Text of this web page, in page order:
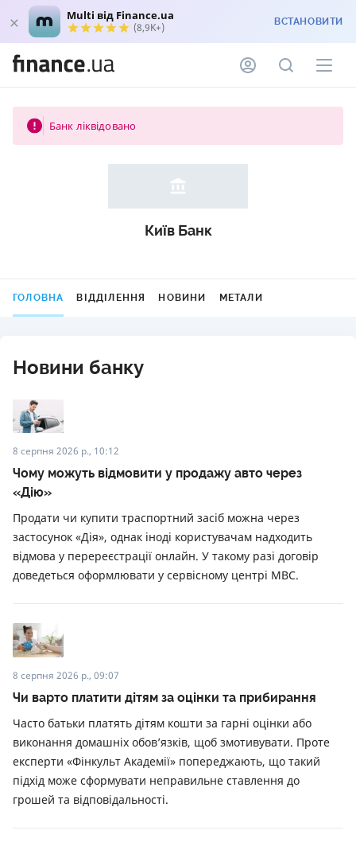
Multi від Finance.ua
(8,9K+) ВСТАНОВИТИ
Банк ліквідовано
Київ Банк
ГОЛОВНА ВІДДІЛЕННЯ НОВИНИ МЕТАЛИ
Новини банку
8 серпня 2026 р., 10:12
Чому можуть відмовити у продажу авто через
«Дію»
Продати чи купити траспортний засіб можна через
застосунок «Дія», однак іноді користувачам надходить
відмова у перереєстрації онлайн. У такому разі договір
доведеться оформлювати у сервісному центрі МВС.
8 серпня 2026 р., 09:07
Чи варто платити дітям за оцінки та прибирання
Часто батьки платять дітям кошти за гарні оцінки або
виконання домашніх обов’язків, щоб змотивувати. Проте
експерти «Фінкульт Академії» попереджають, що такий
підхід може сформувати неправильне ставлення до
грошей та відповідальності.